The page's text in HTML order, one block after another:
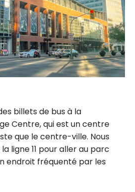
billets de bus à la
Centre, qui est un centre
que le centre-ville. Nous
ligne 11 pour aller au parc
endroit fréquenté par les